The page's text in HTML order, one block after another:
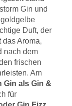
Gin und
Duft, der
Aroma,
nach dem
frischen
Am
Gin als Gin &
für